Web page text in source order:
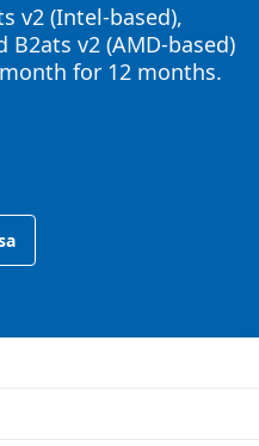
v2 (Intel-based),
B2ats v2 (AMD-based)
for 12 months.